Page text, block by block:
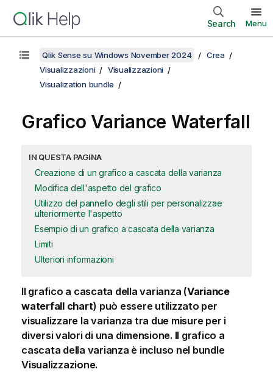
Search Menu
Qlik Sense su Windows November 2024
Crea
Visualizzazioni
Visualizzazioni
Visualization bundle
Grafico Variance Waterfall
IN QUESTA PAGINA
Creazione di un grafico a cascata della varianza
Modifica dell'aspetto del grafico
Utilizzo del pannello degli stili per personalizzae
ulteriormente l'aspetto
Esempio di un grafico a cascata della varianza
Limiti
Ulteriori informazioni
Il grafico a cascata della varianza (Variance
waterfall chart) può essere utilizzato per
visualizzare la varianza tra due misure per i
diversi valori di una dimensione. Il grafico a
cascata della varianza è incluso nel bundle
Visualizzazione.